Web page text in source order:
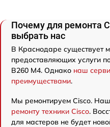
Почему для ремонта
выбрать нас
В Краснодаре существует
предоставляющих услуги
B260 M4. Однако наш
преимуществами.
Мы ремонтируем Cisco.
ремонту техники Cisco.
для мастеров не будет